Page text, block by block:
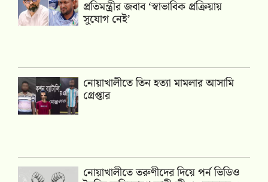
প্রতিমন্ত্রীর জবাব ‘স্বাভাবিক প্রক্রিয়ায়
সুযোগ নেই’
নোয়াখালীতে তিন হত্যা মামলার আসামি
গ্রেপ্তার
নোয়াখালীতে তরুণীদের দিয়ে পর্ন ভিডিও